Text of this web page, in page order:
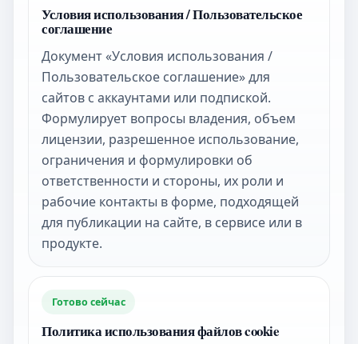
Условия использования / Пользовательское
соглашение
Документ «Условия использования /
Пользовательское соглашение» для
сайтов с аккаунтами или подпиской.
Формулирует вопросы владения, объем
лицензии, разрешенное использование,
ограничения и формулировки об
ответственности и стороны, их роли и
рабочие контакты в форме, подходящей
для публикации на сайте, в сервисе или в
продукте.
Готово сейчас
Политика использования файлов cookie